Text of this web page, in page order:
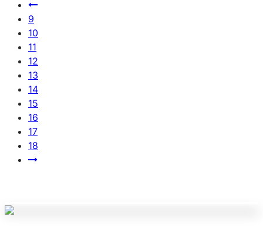
9
10
11
12
13
14
15
16
17
18